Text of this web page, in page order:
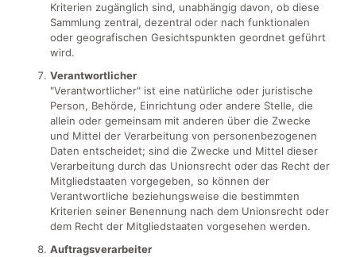
Kriterien zugänglich sind, unabhängig davon, ob diese
Sammlung zentral, dezentral oder nach funktionalen
oder geografischen Gesichtspunkten geordnet geführt
wird.
Verantwortlicher
"Verantwortlicher" ist eine natürliche oder juristische
Person, Behörde, Einrichtung oder andere Stelle, die
allein oder gemeinsam mit anderen über die Zwecke
und Mittel der Verarbeitung von personenbezogenen
Daten entscheidet; sind die Zwecke und Mittel dieser
Verarbeitung durch das Unionsrecht oder das Recht der
Mitgliedstaaten vorgegeben, so können der
Verantwortliche beziehungsweise die bestimmten
Kriterien seiner Benennung nach dem Unionsrecht oder
dem Recht der Mitgliedstaaten vorgesehen werden.
Auftragsverarbeiter